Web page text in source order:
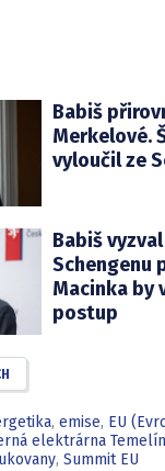
Babiš
Merkelové.
vyloučil ze
Babiš
Schengenu
Macinka by
postup
, emise, EU
elektrárna Temelín
, Summit EU